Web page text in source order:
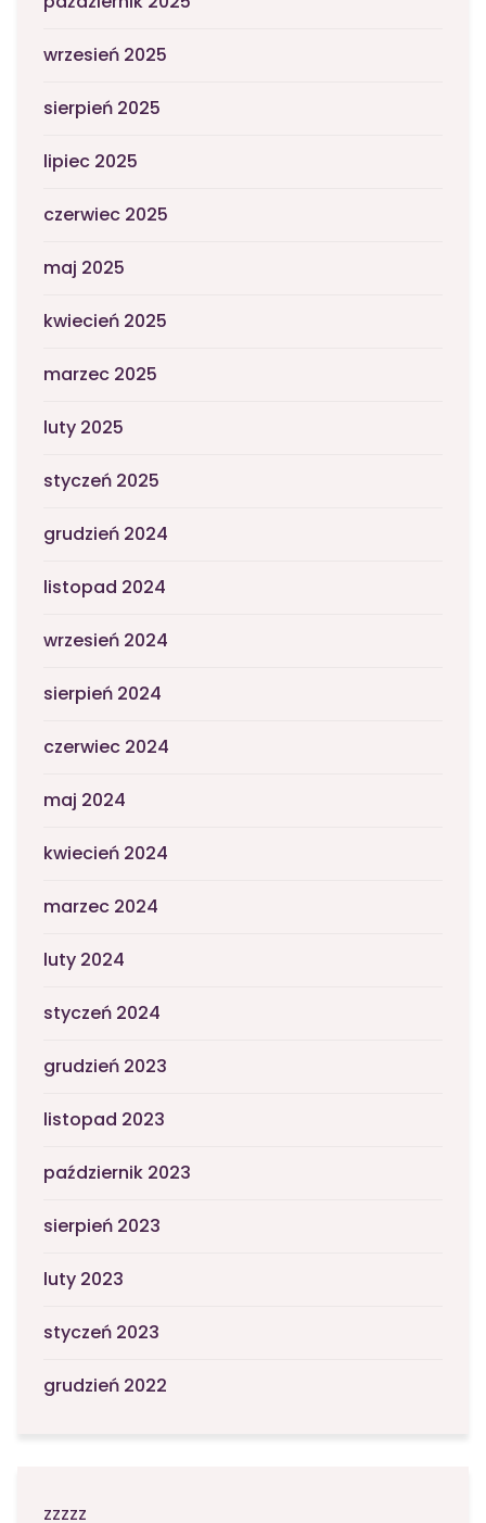
wrzesień 2025
sierpień 2025
lipiec 2025
czerwiec 2025
maj 2025
kwiecień 2025
marzec 2025
luty 2025
styczeń 2025
grudzień 2024
listopad 2024
wrzesień 2024
sierpień 2024
czerwiec 2024
maj 2024
kwiecień 2024
marzec 2024
luty 2024
styczeń 2024
grudzień 2023
listopad 2023
październik 2023
sierpień 2023
luty 2023
styczeń 2023
grudzień 2022
zzzzz